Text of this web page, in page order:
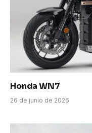
Honda WN7
26 de junio de 2026